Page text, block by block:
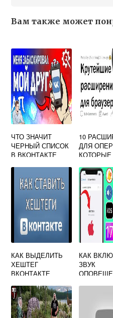
Вам также может
ЧТО ЗНАЧИТ
ЧЕРНЫЙ СПИСОК
В ВКОНТАКТЕ
10
ДЛЯ
КОТОРЫЕ
КАЖДОМУ
КАК ВЫДЕЛИТЬ
ХЕШТЕГ
ВКОНТАКТЕ
КАК
ЗВУК